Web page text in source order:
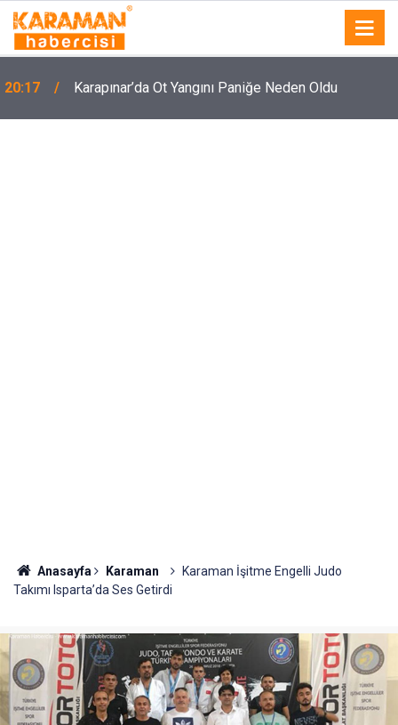
20:17 Karapınar’da Ot Yangını Paniğe Neden Oldu
Anasayfa Karaman
Karaman İşitme Engelli Judo
Takımı Isparta’da Ses Getirdi